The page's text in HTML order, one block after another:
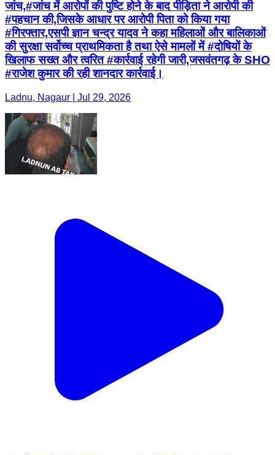
जांच,#जांच में आरोपों की पुष्टि होने के बाद पीड़िता ने आरोपी की
#पहचान की,जिसके आधार पर आरोपी पिता को किया गया
#गिरफ्तार,एसपी ज्ञान चन्द्र यादव ने कहा महिलाओं और बालिकाओं
की सुरक्षा सर्वोच्च प्राथमिकता है तथा ऐसे मामलों में #दोषियों के
खिलाफ सख्त और त्वरित #कार्रवाई रहेगी जारी,जसवंतगढ़ के SHO
#राजेश कुमार की रही शानदार कार्रवाई।
Ladnu, Nagaur | Jul 29, 2026